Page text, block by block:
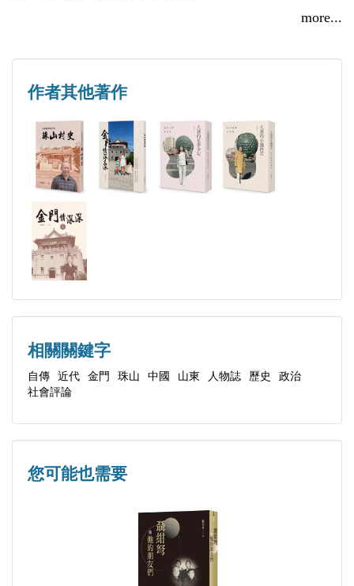
第五十九回 來去山東及大連
第 六十 回 穿梭兩岸愛相隨
第六十二回 美國小少爺三度回金門
第六十三回 戀愛及初戀和早戀
第六十四回 閑談人體健康教育
第六十五回 差一點被隔離起來
第六十六回 台灣的防疫
第六十七回 金毛獅王架不住美國疫情
第六十八回 美國疫情壓垮金毛獅王
第七十一回 情深疫濃送雁歸
第七十二回 疫情中的出行
第七十六回 電信工人，進入工會
第七十八回 陪伴媳婦回山東娘家
第七十九回 報名施打疫苗有譜了
第 八十 回 台灣疫情大爆發
more...
作者其他著作
相關關鍵字
自傳 近代 金門 珠山 中國 山東 人物誌 歷史
政治
社會評論
您可能也需要